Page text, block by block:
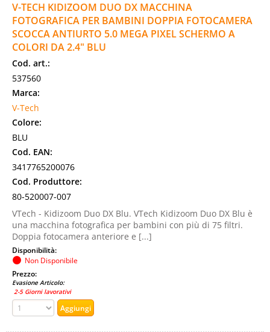
V-TECH KIDIZOOM DUO DX MACCHINA
FOTOGRAFICA PER BAMBINI DOPPIA FOTOCAMERA
SCOCCA ANTIURTO 5.0 MEGA PIXEL SCHERMO A
COLORI DA 2.4" BLU
Cod. art.:
537560
Marca:
V-Tech
Colore:
BLU
Cod. EAN:
3417765200076
Cod. Produttore:
80-520007-007
VTech - Kidizoom Duo DX Blu. VTech Kidizoom Duo DX Blu è
una macchina fotografica per bambini con più di 75 filtri.
Doppia fotocamera anteriore e [...]
Disponibilità:
Non Disponibile
Prezzo:
Evasione Articolo:
2-5 Giorni lavorativi